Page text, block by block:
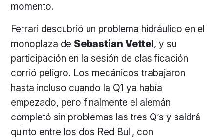
momento.
Ferrari descubrió un problema hidráulico en el
monoplaza de Sebastian Vettel, y su
participación en la sesión de clasificación
corrió peligro. Los mecánicos trabajaron
hasta incluso cuando la Q1 ya había
empezado, pero finalmente el alemán
completó sin problemas las tres Q’s y saldrá
quinto entre los dos Red Bull, con